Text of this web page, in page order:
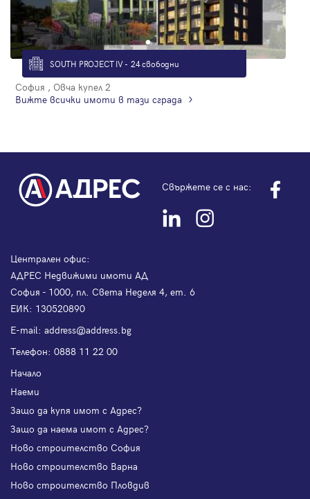
SOUTH PROJECT IV - 24 свободни
София , Овча купел 2
Вижте всички имоти в тази сграда
Свържете се с нас:
Централен офис:
АДРЕС Недвижими имоти АД
София - 1000, пл. Света Неделя 4, ет. 6
ЕИК: 130520890
Е-mail: address@address.bg
Телефон: 0888 11 22 00
Начало
Наеми
Защо да купя имот с Адрес?
Защо да наема имот с Адрес?
Ново строителство София
Ново строителство Варна
Ново строителство Пловдив